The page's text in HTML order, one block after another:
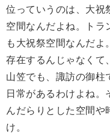
位っていうのは、大祝
空間なんだよね。トラ
も大祝祭空間なんだよ
存在するんじゃなくて
山笠でも、諏訪の御柱
日常があるわけよね
んだらりとした空間や
け。